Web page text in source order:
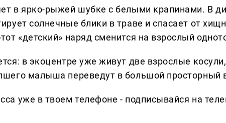
в ярко-рыжей шубке с белыми крапинами. В
солнечные блики в траве и спасает от
«детский» наряд сменится на взрослый
в экоцентре уже живут две взрослые
малыша переведут в большой просторный
уже в твоем телефоне - подписывайся на